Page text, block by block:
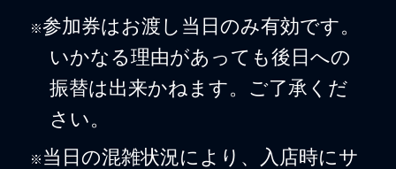
※参加券はお渡し当日のみ有効です。
いかなる理由があっても後日への
振替は出来かねます。ご了承くだ
さい。
※ 当日の混雑状況により、入店時にサ